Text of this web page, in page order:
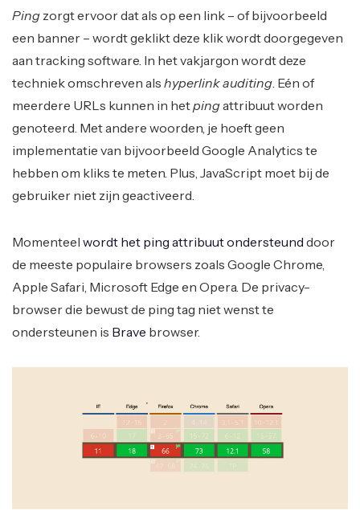
Ping zorgt ervoor dat als op een link – of bijvoorbeeld
een banner – wordt geklikt deze klik wordt doorgegeven
aan tracking software. In het vakjargon wordt deze
techniek omschreven als hyperlink auditing. Eén of
meerdere URLs kunnen in hetpingattribuut worden
genoteerd. Met andere woorden, je hoeft geen
implementatie van bijvoorbeeld Google Analytics te
hebben om kliks te meten. Plus, JavaScript moet bij de
gebruiker niet zijn geactiveerd.
Momenteel wordt het ping attribuut ondersteund door
de meeste populaire browsers zoals Google Chrome,
Apple Safari, Microsoft Edge en Opera. De privacy-
browser die bewust de ping tag niet wenst te
ondersteunen is Brave browser.